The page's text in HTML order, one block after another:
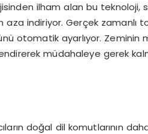
ilham alan bu teknoloji,
aza indiriyor. Gerçek zamanlı
otomatik ayarlıyor.
müdahaleye gerek
doğal dil komutlarının